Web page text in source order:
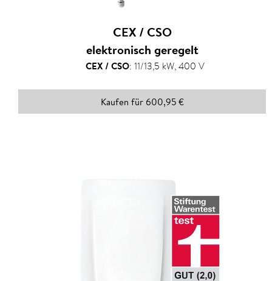
CEX / CSO
elektronisch geregelt
CEX / CSO: 11/13,5 kW, 400 V
Kaufen für 600,95 €